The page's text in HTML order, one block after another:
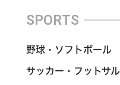
SPORTS
野球・ソフトボール
サッカー・フットサル